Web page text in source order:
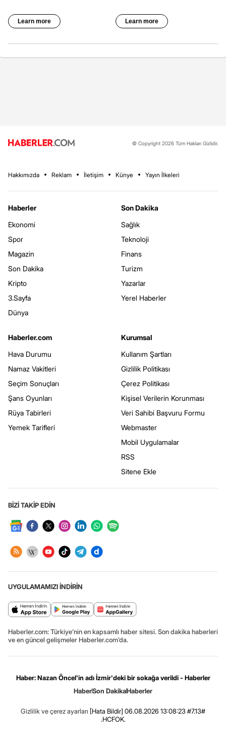
© Copyright 2026 Tüm Hakları Gizlidir.
Hakkımızda Reklam İletişim Künye Yayın İlkeleri
Haberler
Ekonomi
Spor
Magazin
Son Dakika
Kripto
3.Sayfa
Dünya
Son Dakika
Sağlık
Teknoloji
Finans
Turizm
Yazarlar
Yerel Haberler
Haberler.com
Hava Durumu
Namaz Vakitleri
Seçim Sonuçları
Şans Oyunları
Rüya Tabirleri
Yemek Tarifleri
Kurumsal
Kullanım Şartları
Gizlilik Politikası
Çerez Politikası
Kişisel Verilerin Korunması
Veri Sahibi Başvuru Formu
Webmaster
Mobil Uygulamalar
RSS
Sitene Ekle
BİZİ TAKİP EDİN
UYGULAMAMIZI İNDİRİN
Haberler.com: Türkiye’nin en kapsamlı haber sitesi. Son dakika haberleri
ve en güncel gelişmeler Haberler.com’da.
Haber: Nazan Öncel'in adı İzmir'deki bir sokağa verildi - Haberler
HaberSon DakikaHaberler
Gizlilik ve çerez ayarları [Hata Bildir] 06.08.2026 13:08:23 #7.13#
.HCFOK.